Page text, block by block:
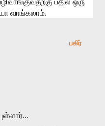
பதில் ஒரு
வாங்கலாம்.
பகிர்